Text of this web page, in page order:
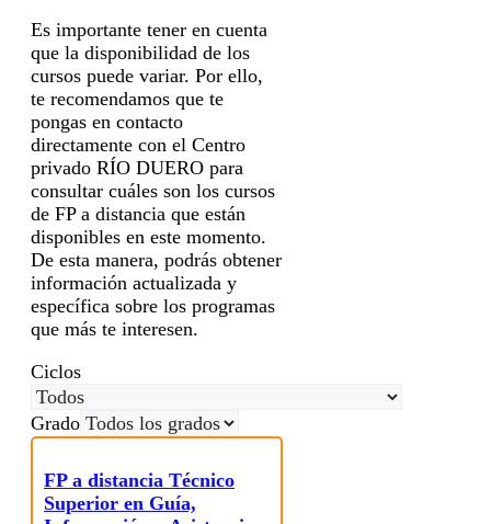
Es importante tener en cuenta
que la disponibilidad de los
cursos puede variar. Por ello,
te recomendamos que te
pongas en contacto
directamente con el Centro
privado RÍO DUERO para
consultar cuáles son los cursos
de FP a distancia que están
disponibles en este momento.
De esta manera, podrás obtener
información actualizada y
específica sobre los programas
que más te interesen.
Ciclos
Grado
FP a distancia Técnico
Superior en Guía,